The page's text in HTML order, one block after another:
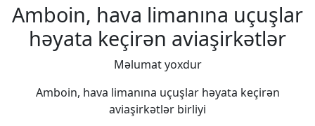
Amboin, hava limanına uçuşlar
həyata keçirən aviaşirkətlər
Məlumat yoxdur
Amboin, hava limanına uçuşlar həyata keçirən
aviaşirkətlər birliyi